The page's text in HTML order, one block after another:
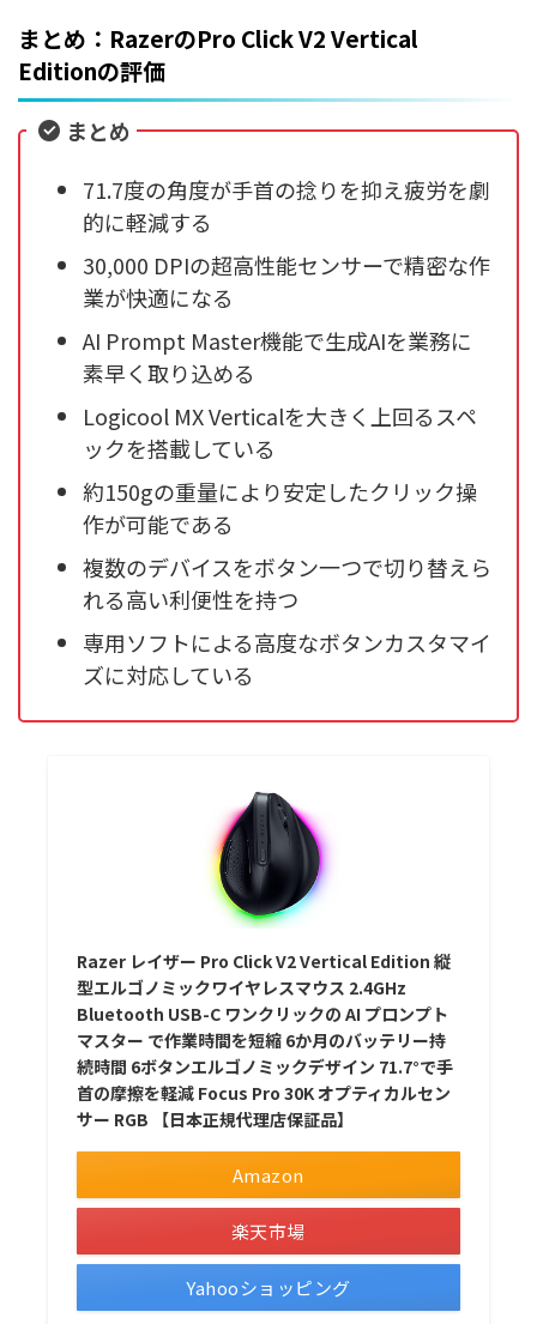
まとめ：RazerのPro Click V2 Vertical
Editionの評価
まとめ
71.7度の角度が手首の捻りを抑え疲労を劇
的に軽減する
30,000 DPIの超高性能センサーで精密な作
業が快適になる
AI Prompt Master機能で生成AIを業務に
素早く取り込める
Logicool MX Verticalを大きく上回るスペ
ックを搭載している
約150gの重量により安定したクリック操
作が可能である
複数のデバイスをボタン一つで切り替えら
れる高い利便性を持つ
専用ソフトによる高度なボタンカスタマイ
ズに対応している
Razer レイザー Pro Click V2 Vertical Edition 縦
型エルゴノミックワイヤレスマウス 2.4GHz
Bluetooth USB-C ワンクリックの AI プロンプト
マスター で作業時間を短縮 6か月のバッテリー持
続時間 6ボタンエルゴノミックデザイン 71.7°で手
首の摩擦を軽減 Focus Pro 30K オプティカルセン
サー RGB 【日本正規代理店保証品】
Amazon
楽天市場
Yahooショッピング